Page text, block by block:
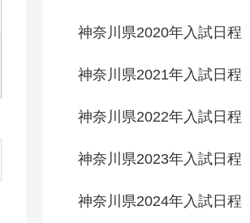
神奈川県2020年入試日程
神奈川県2021年入試日程
神奈川県2022年入試日程
神奈川県2023年入試日程
神奈川県2024年入試日程